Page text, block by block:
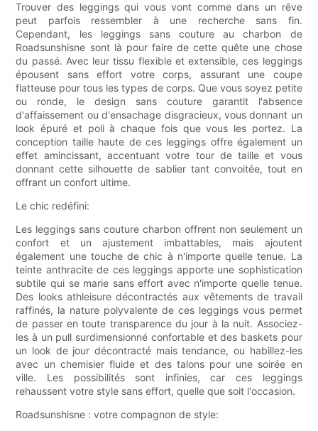
Trouver des leggings qui vous vont comme dans un rêve
peut parfois ressembler à une recherche sans fin.
Cependant, les leggings sans couture au charbon de
Roadsunshisne sont là pour faire de cette quête une chose
du passé. Avec leur tissu flexible et extensible, ces leggings
épousent sans effort votre corps, assurant une coupe
flatteuse pour tous les types de corps. Que vous soyez petite
ou ronde, le design sans couture garantit l'absence
d'affaissement ou d'ensachage disgracieux, vous donnant un
look épuré et poli à chaque fois que vous les portez. La
conception taille haute de ces leggings offre également un
effet amincissant, accentuant votre tour de taille et vous
donnant cette silhouette de sablier tant convoitée, tout en
offrant un confort ultime.
Le chic redéfini:
Les leggings sans couture charbon offrent non seulement un
confort et un ajustement imbattables, mais ajoutent
également une touche de chic à n'importe quelle tenue. La
teinte anthracite de ces leggings apporte une sophistication
subtile qui se marie sans effort avec n'importe quelle tenue.
Des looks athleisure décontractés aux vêtements de travail
raffinés, la nature polyvalente de ces leggings vous permet
de passer en toute transparence du jour à la nuit. Associez-
les à un pull surdimensionné confortable et des baskets pour
un look de jour décontracté mais tendance, ou habillez-les
avec un chemisier fluide et des talons pour une soirée en
ville. Les possibilités sont infinies, car ces leggings
rehaussent votre style sans effort, quelle que soit l'occasion.
Roadsunshisne : votre compagnon de style: